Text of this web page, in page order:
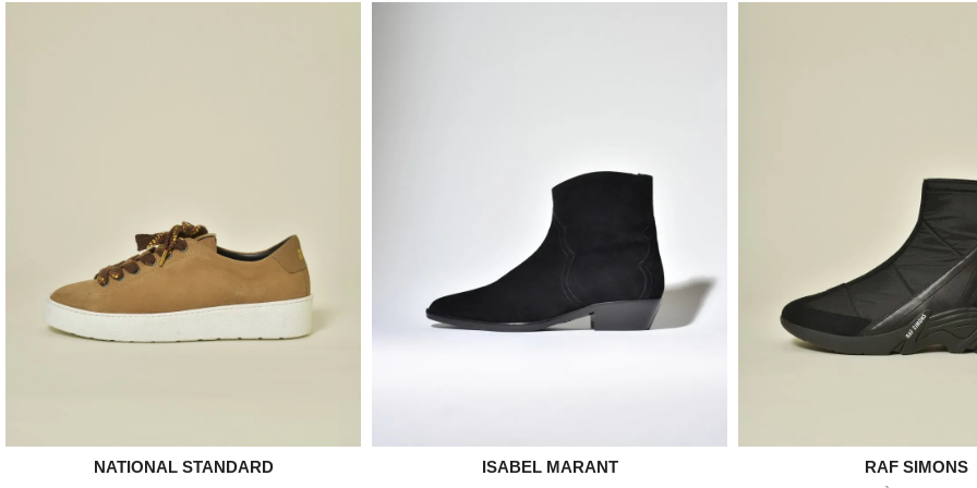
Aperçu rapide
NATIONAL STANDARD Aperçu rapide
ISABEL MARANT Aperçu rapide
RAF SIMONS